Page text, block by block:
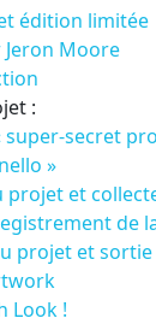
édition limitée
Moore
:
super-secret
»
projet et
de
projet et sortie
Look !